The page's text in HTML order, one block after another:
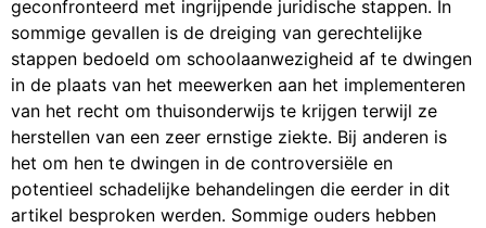
geconfronteerd met ingrijpende juridische stappen. In
sommige gevallen is de dreiging van gerechtelijke
stappen bedoeld om schoolaanwezigheid af te dwingen
in de plaats van het meewerken aan het implementeren
van het recht om thuisonderwijs te krijgen terwijl ze
herstellen van een zeer ernstige ziekte. Bij anderen is
het om hen te dwingen in de controversiële en
potentieel schadelijke behandelingen die eerder in dit
artikel besproken werden. Sommige ouders hebben